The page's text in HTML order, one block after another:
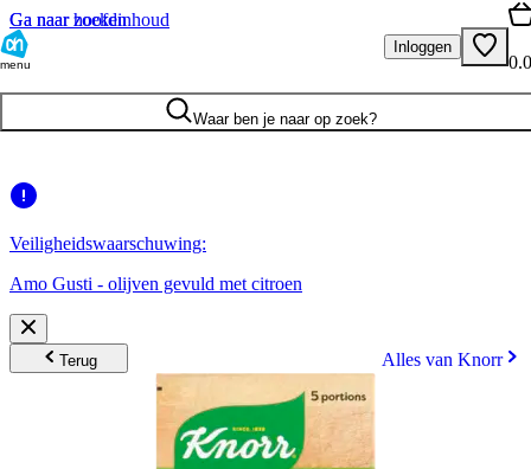
Ga naar hoofdinhoud
Ga naar zoeken
menu
Inloggen
Waar ben je naar op zoek?
Veiligheidswaarschuwing:
Amo Gusti - olijven gevuld met citroen
Terug Alles van Knorr